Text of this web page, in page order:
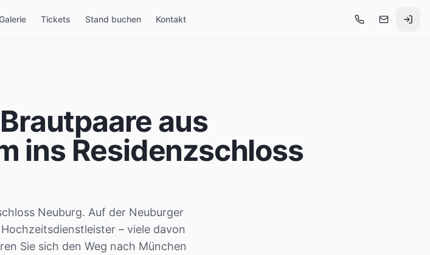
Tickets Stand buchen Kontakt
aus
ins Residenzschloss
Neuburg. Auf der Neuburger
– viele davon
Sie sich den Weg nach München